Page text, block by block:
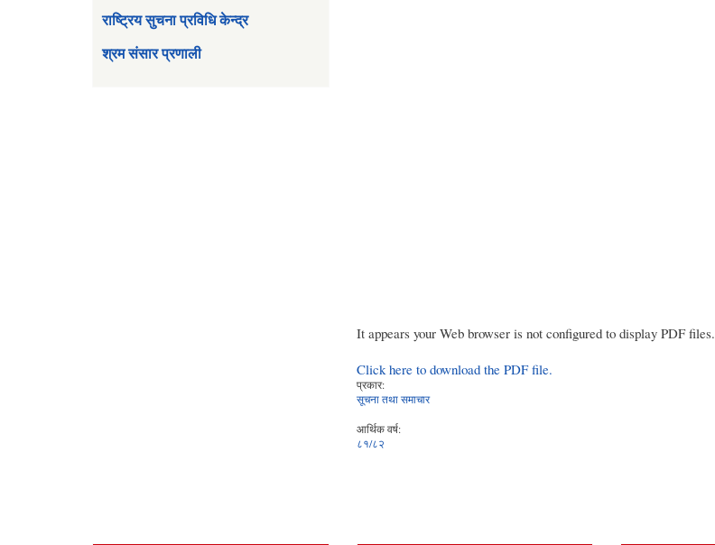
राष्ट्रिय सुचना प्रविधि केन्द्र
श्रम संसार प्रणाली
It appears your Web browser is not configured to display PDF files.
Click here to download the PDF file.
प्रकार:
सूचना तथा समाचार
आर्थिक वर्ष:
८१/८२